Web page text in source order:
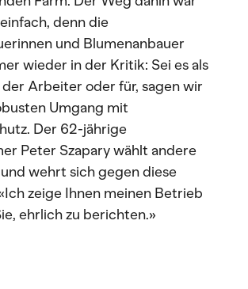
denn die
und Blumenanbauer
wieder in der Kritik: Sei es als
Arbeiter oder für, sagen wir
Umgang mit
Der 62-jährige
Peter Szapary wählt andere
wehrt sich gegen diese
zeige Ihnen meinen Betrieb
ehrlich zu berichten.»